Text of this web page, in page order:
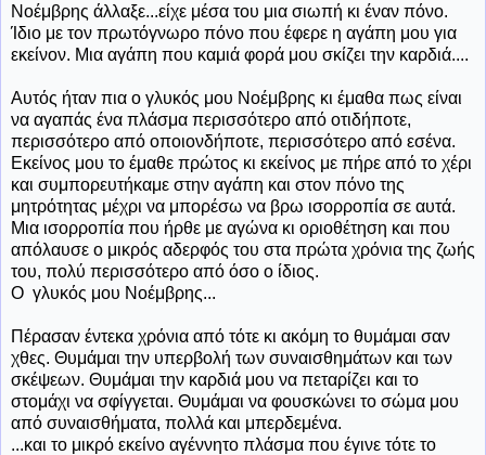
Νοέμβρης άλλαξε...είχε μέσα του μια σιωπή κι έναν πόνο.
Ίδιο με τον πρωτόγνωρο πόνο που έφερε η αγάπη μου για
εκείνον. Μια αγάπη που καμιά φορά μου σκίζει την καρδιά....
Αυτός ήταν πια ο γλυκός μου Νοέμβρης κι έμαθα πως είναι
να αγαπάς ένα πλάσμα περισσότερο από οτιδήποτε,
περισσότερο από οποιονδήποτε, περισσότερο από εσένα.
Εκείνος μου το έμαθε πρώτος κι εκείνος με πήρε από το χέρι
και συμπορευτήκαμε στην αγάπη και στον πόνο της
μητρότητας μέχρι να μπορέσω να βρω ισορροπία σε αυτά.
Μια ισορροπία που ήρθε με αγώνα κι οριοθέτηση και που
απόλαυσε ο μικρός αδερφός του στα πρώτα χρόνια της ζωής
του, πολύ περισσότερο από όσο ο ίδιος.
Ο γλυκός μου Νοέμβρης...
Πέρασαν έντεκα χρόνια από τότε κι ακόμη το θυμάμαι σαν
χθες. Θυμάμαι την υπερβολή των συναισθημάτων και των
σκέψεων. Θυμάμαι την καρδιά μου να πεταρίζει και το
στομάχι να σφίγγεται. Θυμάμαι να φουσκώνει το σώμα μου
από συναισθήματα, πολλά και μπερδεμένα.
...και το μικρό εκείνο αγέννητο πλάσμα που έγινε τότε το